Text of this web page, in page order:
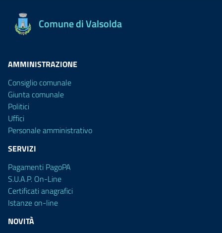
Comune di Valsolda
AMMINISTRAZIONE
Consiglio comunale
Giunta comunale
Politici
Uffici
Personale amministrativo
SERVIZI
Pagamenti PagoPA
S.U.A.P. On-Line
Certificati anagrafici
Istanze on-line
NOVITÀ